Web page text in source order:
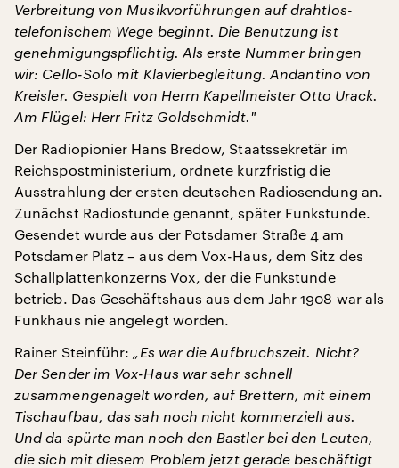
Verbreitung von Musikvorführungen auf drahtlos-
telefonischem Wege beginnt. Die Benutzung ist
genehmigungspflichtig. Als erste Nummer bringen
wir: Cello-Solo mit Klavierbegleitung. Andantino von
Kreisler. Gespielt von Herrn Kapellmeister Otto Urack.
Am Flügel: Herr Fritz Goldschmidt."
Der Radiopionier Hans Bredow, Staatssekretär im
Reichspostministerium, ordnete kurzfristig die
Ausstrahlung der ersten deutschen Radiosendung an.
Zunächst Radiostunde genannt, später Funkstunde.
Gesendet wurde aus der Potsdamer Straße 4 am
Potsdamer Platz – aus dem Vox-Haus, dem Sitz des
Schallplattenkonzerns Vox, der die Funkstunde
betrieb. Das Geschäftshaus aus dem Jahr 1908 war als
Funkhaus nie angelegt worden.
Rainer Steinführ: „Es war die Aufbruchszeit. Nicht?
Der Sender im Vox-Haus war sehr schnell
zusammengenagelt worden, auf Brettern, mit einem
Tischaufbau, das sah noch nicht kommerziell aus.
Und da spürte man noch den Bastler bei den Leuten,
die sich mit diesem Problem jetzt gerade beschäftigt